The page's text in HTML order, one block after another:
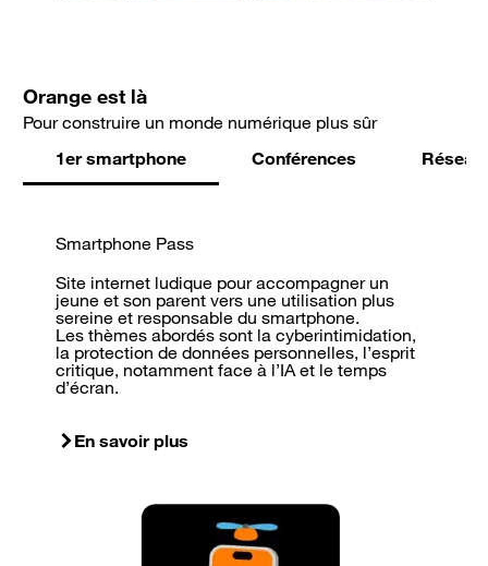
Orange est là
Pour construire un monde numérique plus sûr
1er smartphone
Conférences
Smartphone Pass
Site internet ludique pour accompagner un
jeune et son parent vers une utilisation plus
sereine et responsable du smartphone.
Les thèmes abordés sont la cyberintimidation,
la protection de données personnelles, l’esprit
critique, notamment face à l’IA et le temps
d’écran.
En savoir plus